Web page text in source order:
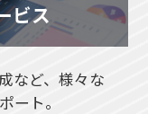
ビス
など、様々な
ート。